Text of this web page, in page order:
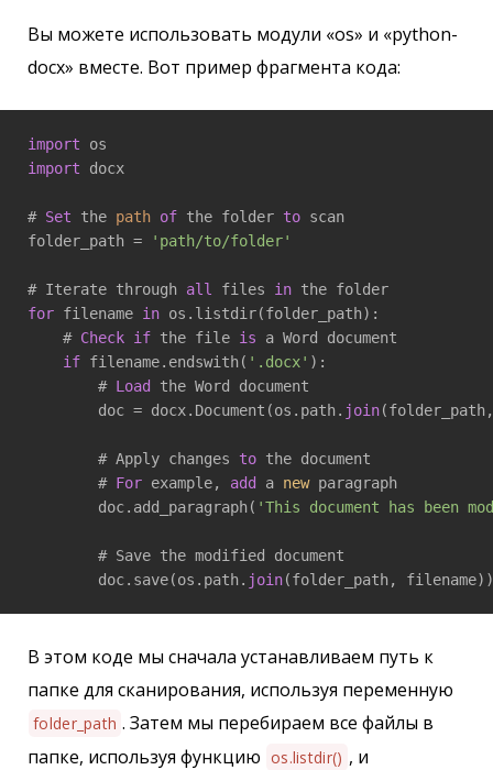
Вы можете использовать модули «os» и «python-
docx» вместе. Вот пример фрагмента кода:
import
import docx
# Set the path of the folder to scan
folder_path =
'path/to/folder'
# Iterate through all files in
for filename in os.listdir(folder_path):
    #
Check if the file is a Word document
if filename.endswith( '.docx' ):
        #
Load
the Word document
        doc = docx.Document(os.path.
join
        # Apply changes
to the document
        #
For example, add a new paragraph
        doc.add_paragraph(
'This document has been
        # Save the modified document
        doc.save(os.path.
join(folder_path, filename))
В этом коде мы сначала устанавливаем путь к
папке для сканирования, используя переменную
folder_path . Затем мы перебираем все файлы в
папке, используя функцию os.listdir() , и